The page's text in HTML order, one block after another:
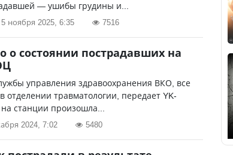
— ушибы грудины и...
5 ноября 2025, 6:35 7516
о состоянии пострадавших на
управления здравоохранения ВКО, все
отделении травматологии, передает YK-
на станции произошла...
2024, 7:02 5480